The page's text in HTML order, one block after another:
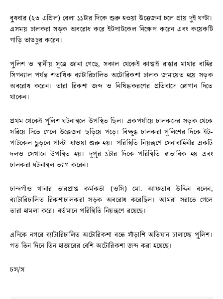
বুধবার (২৩ এপ্রিল) বেলা ১১টার দিকে শুরু হওয়া উত্তেজনা চলে প্রায় দুই ঘণ্টা।
এসময় চালকরা সড়ক অবরোধ করে ইটপাটকেল নিক্ষেপ করেন এবং কয়েকটি
গাড়ি ভাঙচুর করেন।
পুলিশ ও স্থানীয় সূত্রে জানা গেছে, সকাল থেকেই কাপ্তাই রাস্তার মাথার বাহির
সিগন্যাল পর্যন্ত শতাধিক ব্যাটারিচালিত অটোরিকশা চালক জমায়েত হয়ে সড়ক
অবরোধ করেন। তারা রিকশা জব্দ ও নিষিদ্ধকরণের প্রতিবাদে স্লোগান দিতে
থাকেন।
প্রথম থেকেই পুলিশ ঘটনাস্থলে উপস্থিত ছিল। একপর্যায়ে চালকদের সড়ক থেকে
সরিয়ে দিতে গেলে উত্তেজনা ছড়িয়ে পড়ে। বিক্ষুব্ধ চালকরা পুলিশের দিকে ইট-
পাটকেল ছুড়লে পাল্টা ধাওয়া শুরু হয়। পরিস্থিতি নিয়ন্ত্রণে সেনাবাহিনীর একটি
দলও সেখানে উপস্থিত হয়। দুপুর ১টার দিকে পরিস্থিতি স্বাভাবিক হয় এবং
চালকরা ঘটনাস্থল ত্যাগ করেন।
চান্দগাঁও থানার ভারপ্রাপ্ত কর্মকর্তা (ওসি) মো. আফতাব উদ্দিন বলেন,
ব্যাটারিচালিত রিকশাচালকরা সড়ক অবরোধ করেছিল। আমরা সরাতে গেলে
তারা হামলা করে। বর্তমানে পরিস্থিতি নিয়ন্ত্রণে রয়েছে।
এদিকে নগরে ব্যাটারিচালিত অটোরিকশা বন্ধে সাঁড়াশি অভিযান চালাচ্ছে পুলিশ।
গত তিন দিনে তিন হাজারের বেশি অটোরিকশা জব্দ করা হয়েছে।
চস/স